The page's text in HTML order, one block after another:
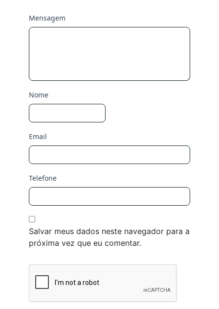
Mensagem
Nome
Email
Telefone
Salvar meus dados neste navegador para a
próxima vez que eu comentar.